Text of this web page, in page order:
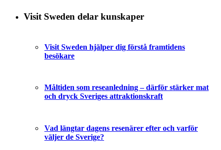
Visit Sweden delar kunskaper
Visit Sweden hjälper dig förstå framtidens
besökare
Måltiden som reseanledning – därför stärker mat
och dryck Sveriges attraktionskraft
Vad längtar dagens resenärer efter och varför
väljer de Sverige?